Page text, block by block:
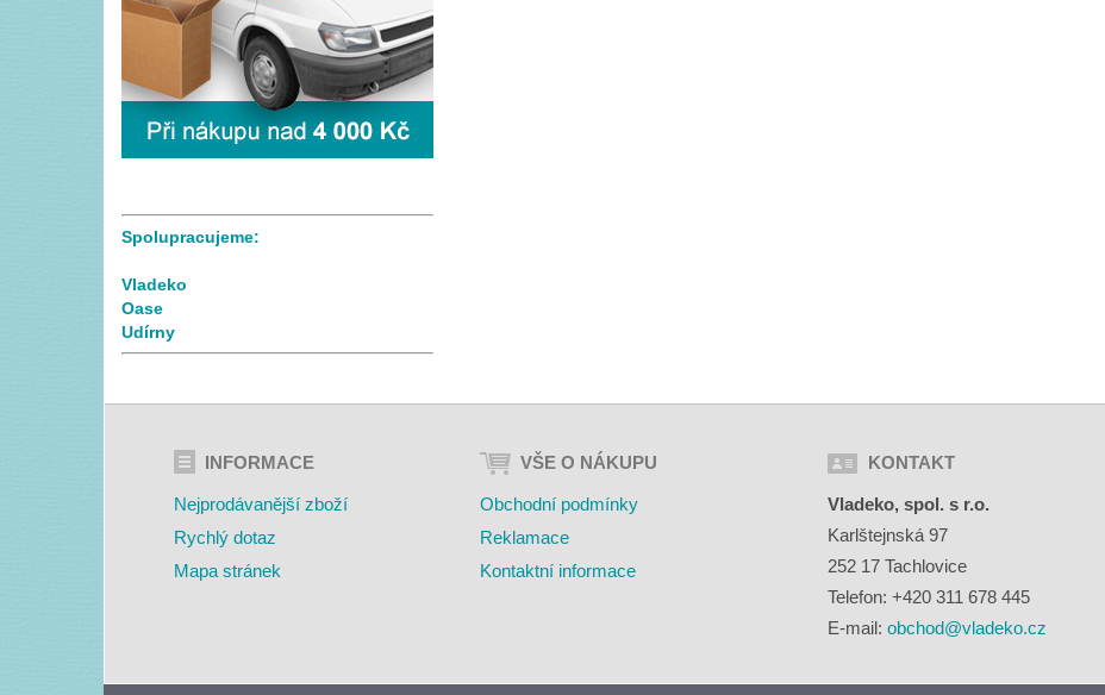
Spolupracujeme:
Vladeko
Oase
Udírny
INFORMACE
Nejprodávanější zboží
Rychlý dotaz
Mapa stránek
VŠE O NÁKUPU
Obchodní podmínky
Reklamace
Kontaktní informace
KONTAKT
Vladeko, spol. s r.o.
Karlštejnská 97
252 17 Tachlovice
Telefon: +420 311 678 445
E-mail:obchod@vladeko.cz